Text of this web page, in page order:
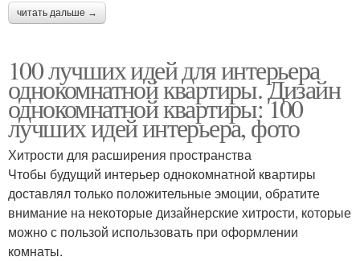
читать дальше →
100 лучших идей для интерьера
однокомнатной квартиры. Дизайн
однокомнатной квартиры: 100
лучших идей интерьера, фото
Хитрости для расширения пространства
Чтобы будущий интерьер однокомнатной квартиры
доставлял только положительные эмоции, обратите
внимание на некоторые дизайнерские хитрости, которые
можно с пользой использовать при оформлении
комнаты.